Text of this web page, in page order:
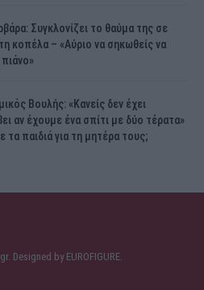
Συγκλονίζει το θαύμα της σε
κοπέλα – «Αύριο να σηκωθείς να
Bουλής: «Κανείς δεν έχει
αν έχουμε ένα σπίτι με δύο τέρατα»
τα παιδιά για τη μητέρα τους;
Designed byEUROFIGURE.